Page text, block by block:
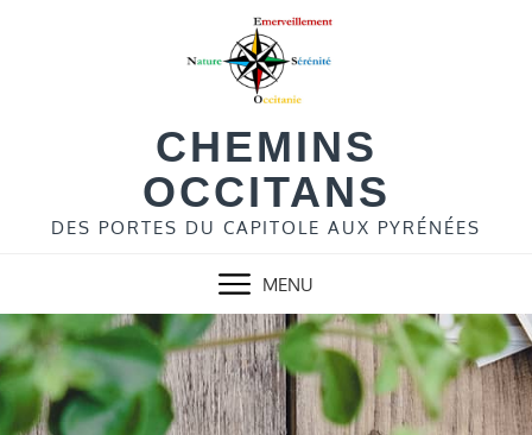
CHEMINS
OCCITANS
DES PORTES DU CAPITOLE AUX PYRÉNÉES
MENU